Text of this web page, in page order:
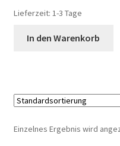
Lieferzeit: 1-3 Tage
In den Warenkorb
Einzelnes Ergebnis wird